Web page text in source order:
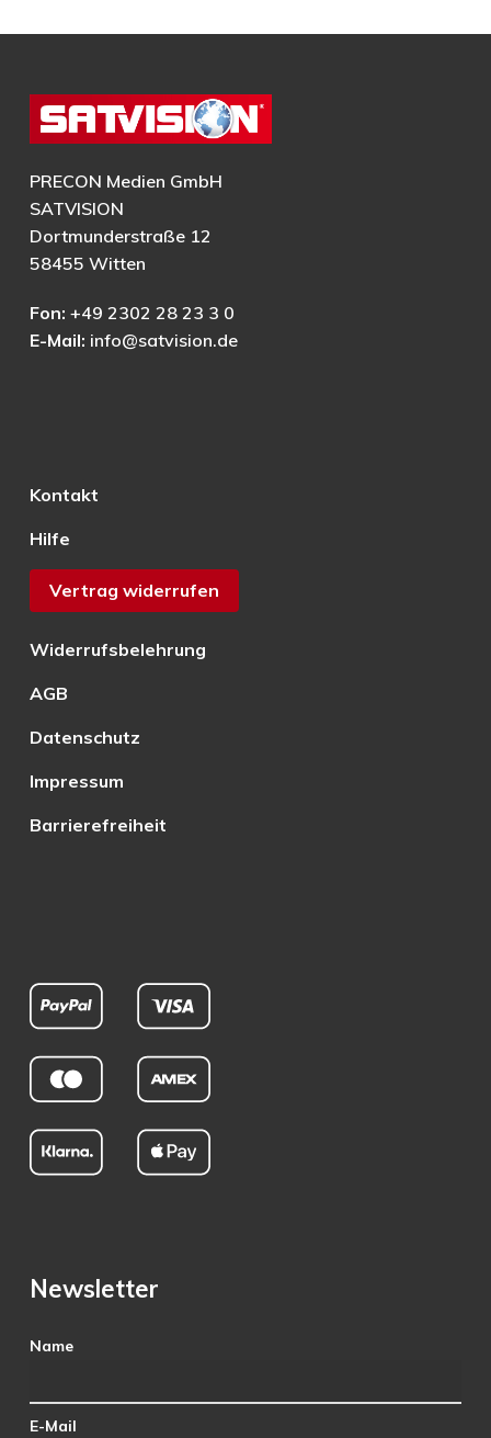
PRECON Medien GmbH
SATVISION
Dortmunderstraße 12
58455 Witten
Fon: +49 2302 28 23 3 0
E-Mail: info@satvision.de
Kontakt
Hilfe
Vertrag widerrufen
Widerrufsbelehrung
AGB
Datenschutz
Impressum
Barrierefreiheit
Newsletter
Name
E-Mail